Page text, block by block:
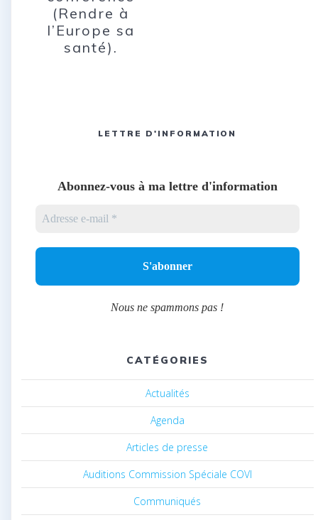
(Rendre à
l’Europe sa
santé).
LETTRE D'INFORMATION
Abonnez-vous à ma lettre d'information
Nous ne spammons pas !
CATÉGORIES
Actualités
Agenda
Articles de presse
Auditions Commission Spéciale COVI
Communiqués